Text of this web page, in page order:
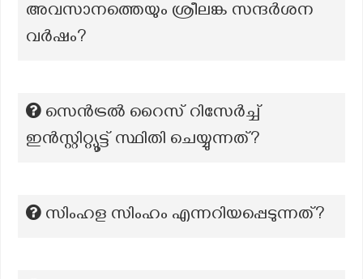
അവസാനത്തെയും ശ്രീലങ്ക സന്ദർശന
വർഷം?
സെൻട്രൽ റൈസ് റിസേർച്ച്
ഇൻസ്റ്റിറ്റ്യൂട്ട് സ്ഥിതി ചെയ്യുന്നത്?
സിംഹള സിംഹം എന്നറിയപ്പെടുന്നത്?